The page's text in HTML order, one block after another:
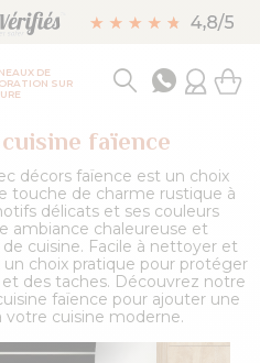
DE
SUR
faïence
décors faïence est un choix
touche de charme rustique à
délicats et ses couleurs
ambiance chaleureuse et
cuisine. Facile à nettoyer et
choix pratique pour protéger
des taches. Découvrez notre
faïence pour ajouter une
cuisine moderne.